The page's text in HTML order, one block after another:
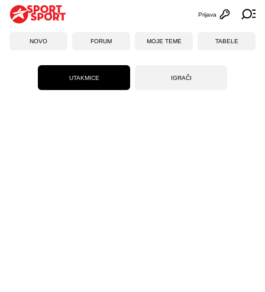
Otvori
Prijava
NOVO FORUM MOJE TEME TABELE
UTAKMICE IGRAČI